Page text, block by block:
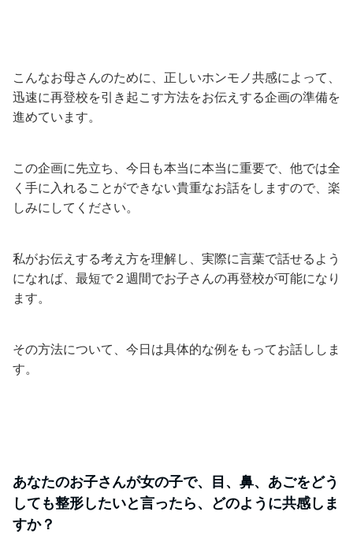
こんなお母さんのために、正しいホンモノ共感によって、
迅速に再登校を引き起こす方法をお伝えする企画の準備を
進めています。
この企画に先立ち、今日も本当に本当に重要で、他では全
く手に入れることができない貴重なお話をしますので、楽
しみにしてください。
私がお伝えする考え方を理解し、実際に言葉で話せるよう
になれば、最短で２週間でお子さんの再登校が可能になり
ます。
その方法について、今日は具体的な例をもってお話ししま
す。
あなたのお子さんが女の子で、目、鼻、あごをどう
しても整形したいと言ったら、どのように共感しま
すか？